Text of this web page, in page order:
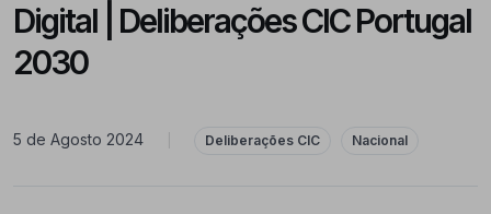
Digital | Deliberações CIC Portugal
2030
5 de Agosto 2024 Deliberações CIC Nacional